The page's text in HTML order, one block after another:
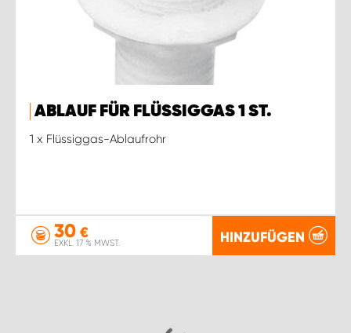
ABLAUF FÜR FLÜSSIGGAS 1 ST.
1 x Flüssiggas-Ablaufrohr
30 €
EXKL. 17 % MWST. HINZUFÜGEN